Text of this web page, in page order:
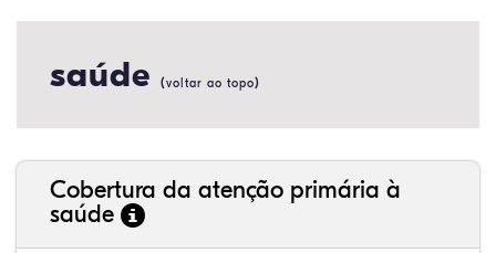
saúde (voltar ao topo)
Cobertura da atenção primária à
saúde